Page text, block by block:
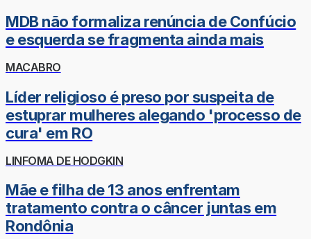
MDB não formaliza renúncia de Confúcio
e esquerda se fragmenta ainda mais
MACABRO
Líder religioso é preso por suspeita de
estuprar mulheres alegando 'processo de
cura' em RO
LINFOMA DE HODGKIN
Mãe e filha de 13 anos enfrentam
tratamento contra o câncer juntas em
Rondônia